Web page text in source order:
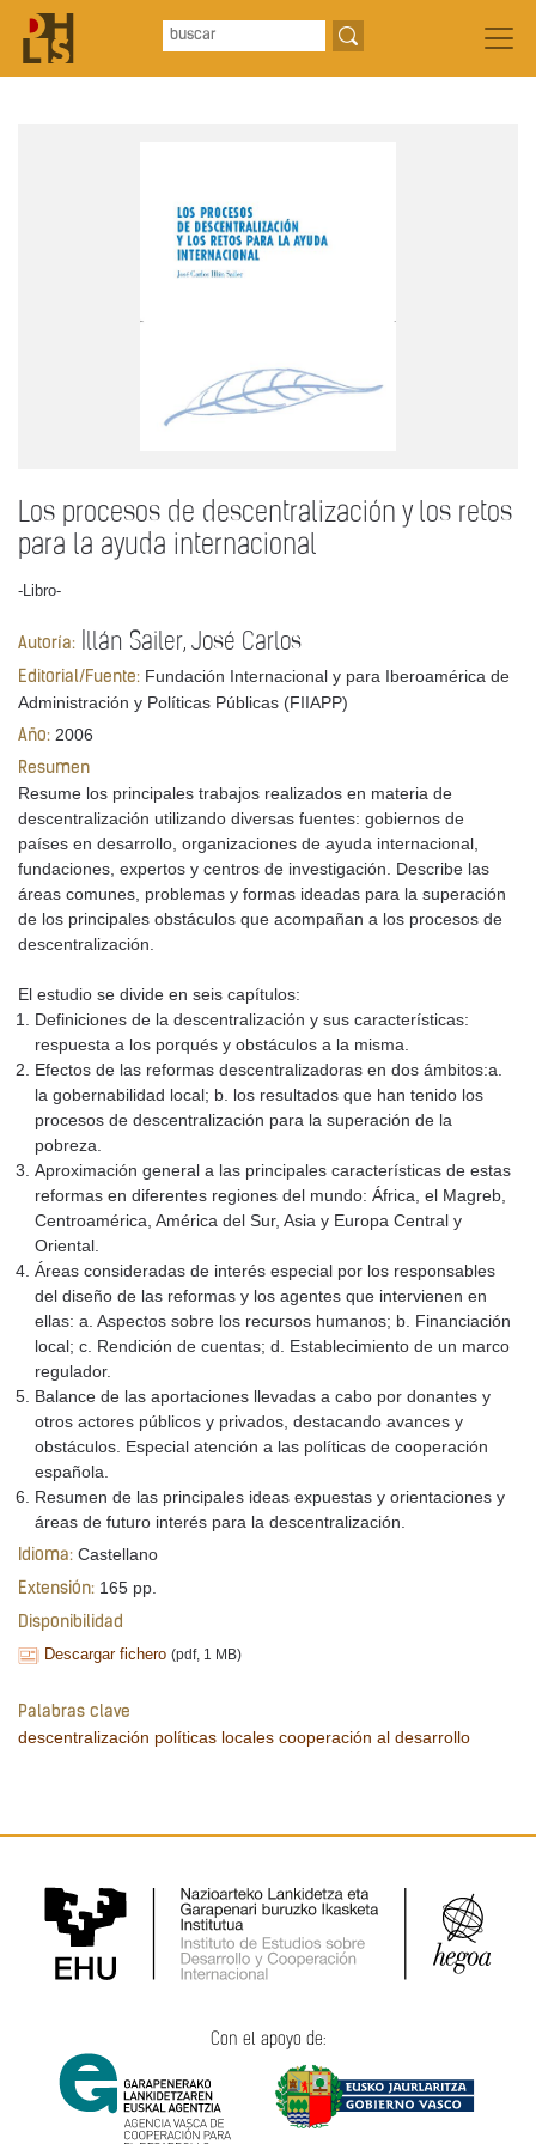
Los procesos de descentralización y los retos
para la ayuda internacional
-Libro-
Autoría: Illán Sailer, José Carlos
Editorial/Fuente: Fundación Internacional y para Iberoamérica de
Administración y Políticas Públicas (FIIAPP)
Año: 2006
Resumen
Resume los principales trabajos realizados en materia de
descentralización utilizando diversas fuentes: gobiernos de
países en desarrollo, organizaciones de ayuda internacional,
fundaciones, expertos y centros de investigación. Describe las
áreas comunes, problemas y formas ideadas para la superación
de los principales obstáculos que acompañan a los procesos de
descentralización.
El estudio se divide en seis capítulos:
Definiciones de la descentralización y sus características:
respuesta a los porqués y obstáculos a la misma.
Efectos de las reformas descentralizadoras en dos ámbitos:a.
la gobernabilidad local; b. los resultados que han tenido los
procesos de descentralización para la superación de la
pobreza.
Aproximación general a las principales características de estas
reformas en diferentes regiones del mundo: África, el Magreb,
Centroamérica, América del Sur, Asia y Europa Central y
Oriental.
Áreas consideradas de interés especial por los responsables
del diseño de las reformas y los agentes que intervienen en
ellas: a. Aspectos sobre los recursos humanos; b. Financiación
local; c. Rendición de cuentas; d. Establecimiento de un marco
regulador.
Balance de las aportaciones llevadas a cabo por donantes y
otros actores públicos y privados, destacando avances y
obstáculos. Especial atención a las políticas de cooperación
española.
Resumen de las principales ideas expuestas y orientaciones y
áreas de futuro interés para la descentralización.
Idioma: Castellano
Extensión: 165 pp.
Disponibilidad
Descargar fichero (pdf, 1 MB)
Palabras clave
descentralización políticas locales cooperación al desarrollo
Con el apoyo de: